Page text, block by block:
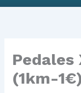
Pedales
(1km-